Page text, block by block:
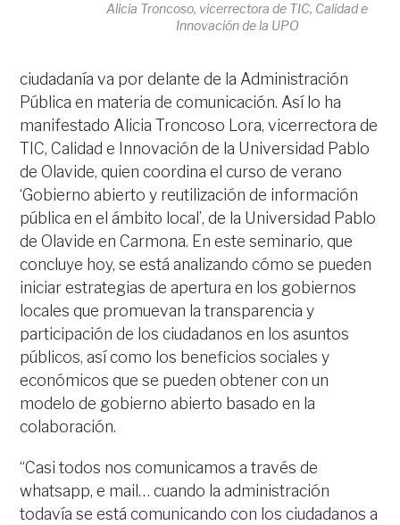
Alicia Troncoso, vicerrectora de TIC, Calidad e
Innovación de la UPO
ciudadanía va por delante de la Administración
Pública en materia de comunicación. Así lo ha
manifestado Alicia Troncoso Lora, vicerrectora de
TIC, Calidad e Innovación de la Universidad Pablo
de Olavide, quien coordina el curso de verano
‘Gobierno abierto y reutilización de información
pública en el ámbito local’, de la Universidad Pablo
de Olavide en Carmona. En este seminario, que
concluye hoy, se está analizando cómo se pueden
iniciar estrategias de apertura en los gobiernos
locales que promuevan la transparencia y
participación de los ciudadanos en los asuntos
públicos, así como los beneficios sociales y
económicos que se pueden obtener con un
modelo de gobierno abierto basado en la
colaboración.
“Casi todos nos comunicamos a través de
whatsapp, e mail… cuando la administración
todavía se está comunicando con los ciudadanos a